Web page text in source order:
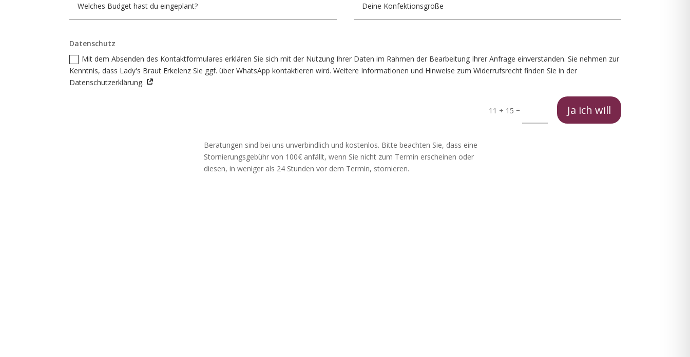
Datenschutz
Mit dem Absenden des Kontaktformulares erklären Sie sich mit der Nutzung Ihrer Daten im Rahmen der Bearbeitung Ihrer Anfrage einverstanden. Sie nehmen zur
Kenntnis, dass Lady's Braut Erkelenz Sie ggf. über WhatsApp kontaktieren wird. Weitere Informationen und Hinweise zum Widerrufsrecht finden Sie in der
Datenschutzerklärung.
11 + 15 = Ja ich will
Beratungen sind bei uns unverbindlich und kostenlos. Bitte beachten Sie, dass eine
Stornierungsgebühr von 100€ anfällt, wenn Sie nicht zum Termin erscheinen oder
diesen, in weniger als 24 Stunden vor dem Termin, stornieren.